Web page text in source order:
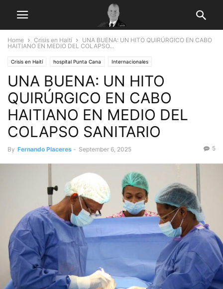
Home Crisis en Haití
UNA BUENA: UN HITO QUIRÚRGICO EN CABO
HAITIANO EN MEDIO DEL COLAPSO...
Crisis en Haití hospital Punta Cana Internacionales
UNA BUENA: UN HITO
QUIRÚRGICO EN CABO
HAITIANO EN MEDIO DEL
COLAPSO SANITARIO
By Fernando Placeres - September 6, 2025 5